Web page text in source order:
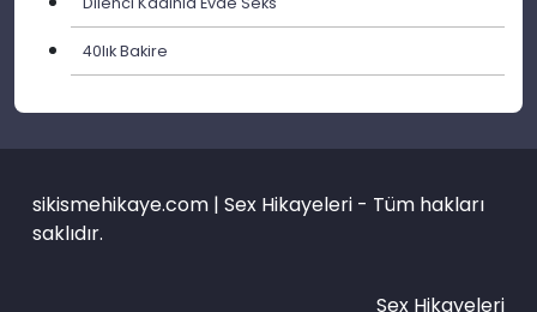
40lık Bakire
sikismehikaye.com | Sex Hikayeleri - Tüm hakları
saklıdır.
Sex Hikayeleri